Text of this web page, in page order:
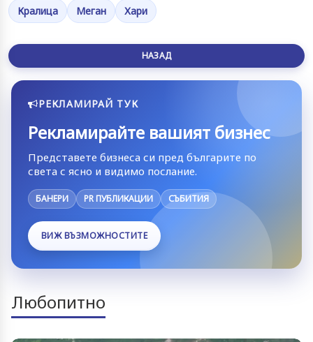
Кралица Меган Хари
НАЗАД
РЕКЛАМИРАЙ ТУК
Рекламирайте вашият бизнес
Представете бизнеса си пред българите по
света с ясно и видимо послание.
БАНЕРИ PR ПУБЛИКАЦИИ СЪБИТИЯ
ВИЖ ВЪЗМОЖНОСТИТЕ
Любопитно